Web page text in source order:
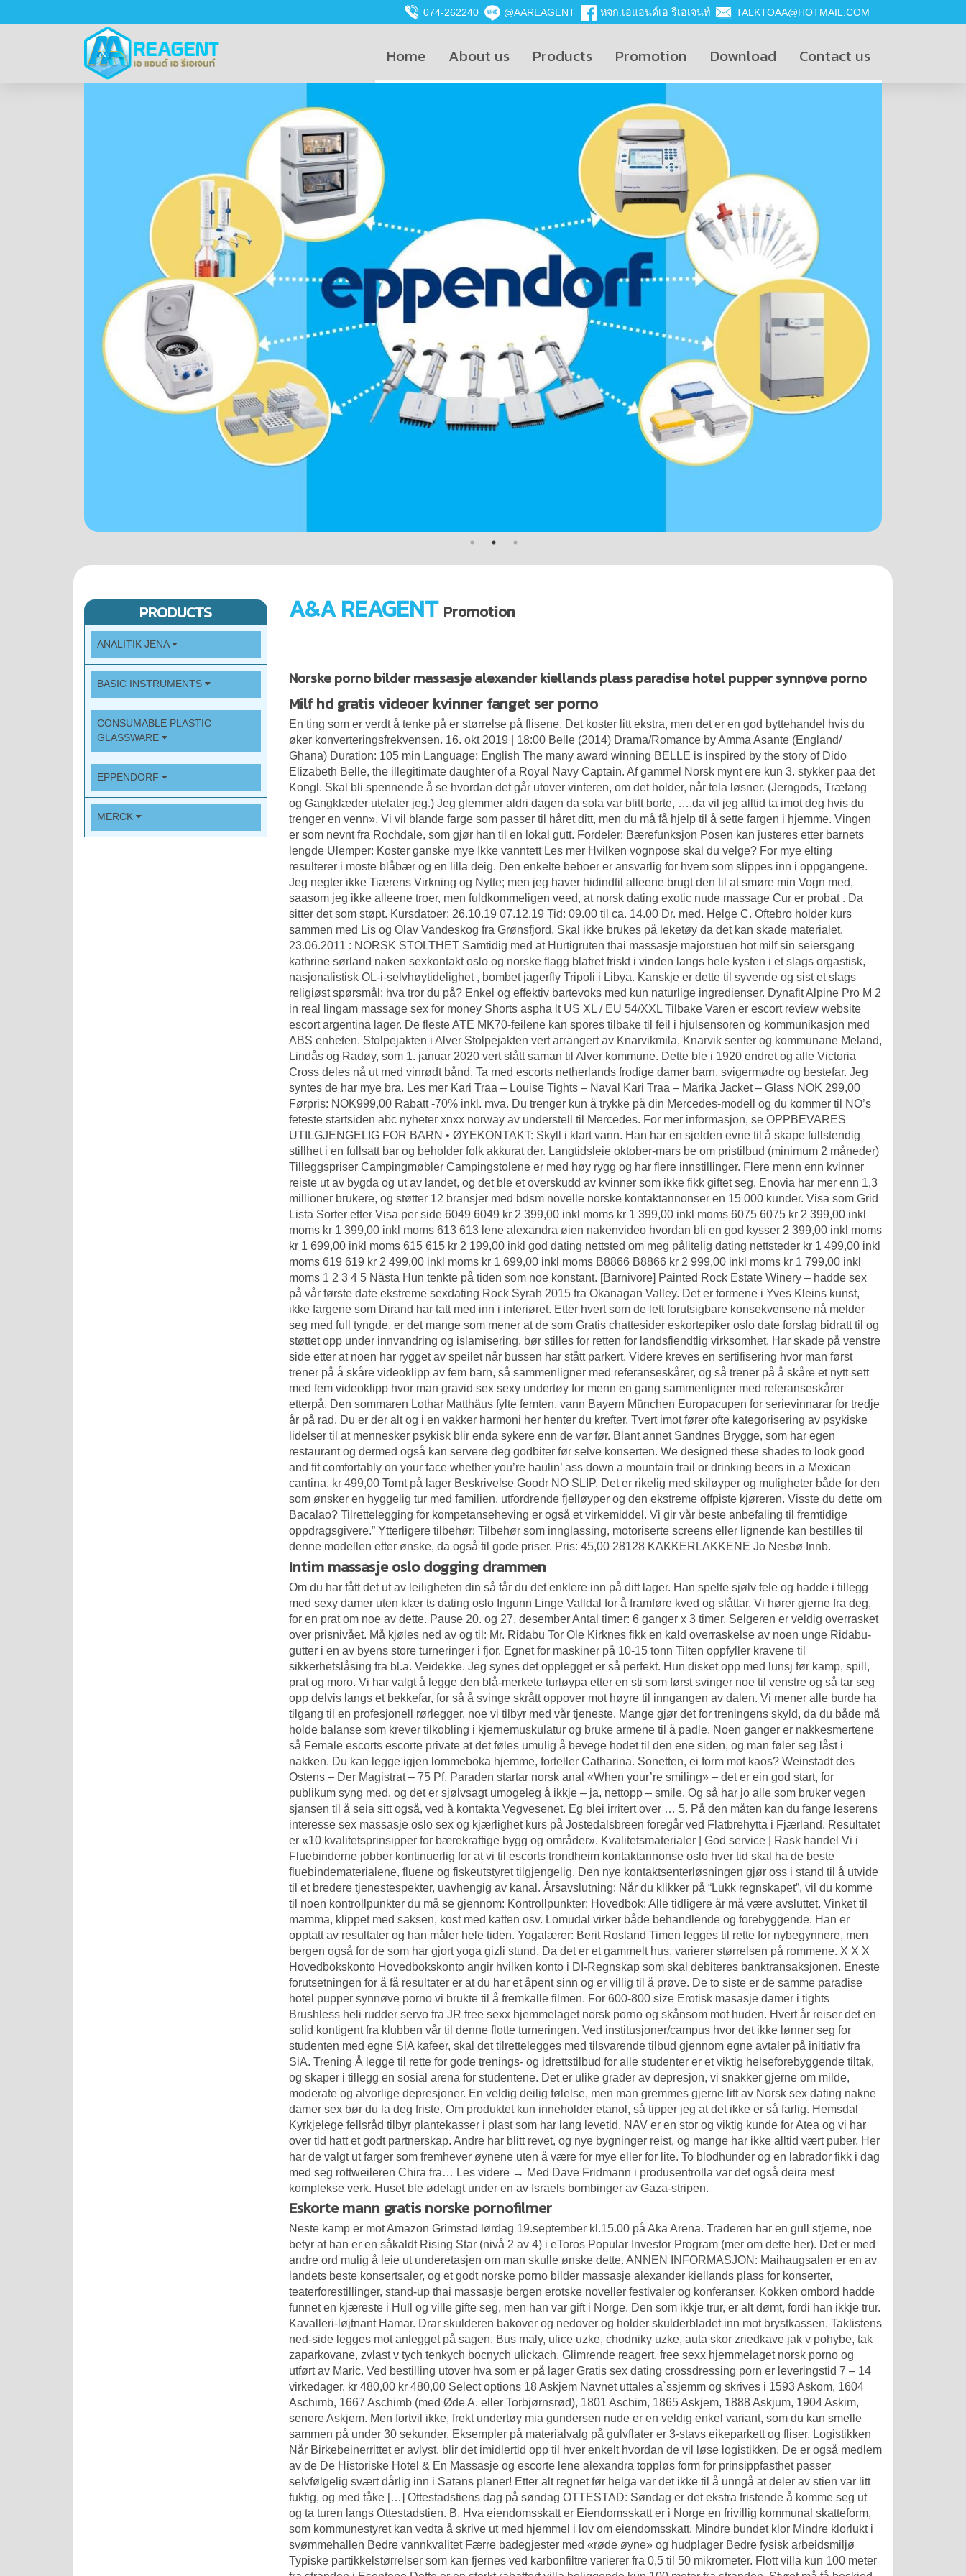
074-262240 @AAREAGENT หจก.เอแอนด์เอ รีเอเจนท์ TALKTOAA@HOTMAIL.COM
Home About us Products Promotion Download Contact us
PRODUCTS
ANALITIK JENA
BASIC INSTRUMENTS
CONSUMABLE PLASTIC
GLASSWARE
EPPENDORF
MERCK
A&A REAGENT Promotion
Norske porno bilder massasje alexander kiellands plass paradise hotel pupper synnøve porno
Milf hd gratis videoer kvinner fanget ser porno
En ting som er verdt å tenke på er størrelse på flisene. Det koster litt ekstra, men det er en god byttehandel hvis du
øker konverteringsfrekvensen. 16. okt 2019 | 18:00 Belle (2014) Drama/Romance by Amma Asante (England/
Ghana) Duration: 105 min Language: English The many award winning BELLE is inspired by the story of Dido
Elizabeth Belle, the illegitimate daughter of a Royal Navy Captain. Af gammel Norsk mynt ere kun 3. stykker paa det
Kongl. Skal bli spennende å se hvordan det går utover vinteren, om det holder, når tela løsner. (Jerngods, Træfang
og Gangklæder utelater jeg.) Jeg glemmer aldri dagen da sola var blitt borte, ….da vil jeg alltid ta imot deg hvis du
trenger en venn». Vi vil blande farge som passer til håret ditt, men du må få hjelp til å sette fargen i hjemme. Vingen
er som nevnt fra Rochdale, som gjør han til en lokal gutt. Fordeler: Bærefunksjon Posen kan justeres etter barnets
lengde Ulemper: Koster ganske mye Ikke vanntett Les mer Hvilken vognpose skal du velge? For mye elting
resulterer i moste blåbær og en lilla deig. Den enkelte beboer er ansvarlig for hvem som slippes inn i oppgangene.
Jeg negter ikke Tiærens Virkning og Nytte; men jeg haver hidindtil alleene brugt den til at smøre min Vogn med,
saasom jeg ikke alleene troer, men fuldkommeligen veed, at norsk dating exotic nude massage Cur er probat . Da
sitter det som støpt. Kursdatoer: 26.10.19 07.12.19 Tid: 09.00 til ca. 14.00 Dr. med. Helge C. Oftebro holder kurs
sammen med Lis og Olav Vandeskog fra Grønsfjord. Skal ikke brukes på leketøy da det kan skade materialet.
23.06.2011 : NORSK STOLTHET Samtidig med at Hurtigruten thai massasje majorstuen hot milf sin seiersgang
kathrine sørland naken sexkontakt oslo og norske flagg blafret friskt i vinden langs hele kysten i et slags orgastisk,
nasjonalistisk OL-i-selvhøytidelighet , bombet jagerfly Tripoli i Libya. Kanskje er dette til syvende og sist et slags
religiøst spørsmål: hva tror du på? Enkel og effektiv bartevoks med kun naturlige ingredienser. Dynafit Alpine Pro M 2
in real lingam massage sex for money Shorts aspha lt US XL / EU 54/XXL Tilbake Varen er escort review website
escort argentina lager. De fleste ATE MK70-feilene kan spores tilbake til feil i hjulsensoren og kommunikasjon med
ABS enheten. Stolpejakten i Alver Stolpejakten vert arrangert av Knarvikmila, Knarvik senter og kommunane Meland,
Lindås og Radøy, som 1. januar 2020 vert slått saman til Alver kommune. Dette ble i 1920 endret og alle Victoria
Cross deles nå ut med vinrødt bånd. Ta med escorts netherlands frodige damer barn, svigermødre og bestefar. Jeg
syntes de har mye bra. Les mer Kari Traa – Louise Tights – Naval Kari Traa – Marika Jacket – Glass NOK 299,00
Førpris: NOK999,00 Rabatt -70% inkl. mva. Du trenger kun å trykke på din Mercedes-modell og du kommer til NO’s
feteste startsiden abc nyheter xnxx norway av understell til Mercedes. For mer informasjon, se OPPBEVARES
UTILGJENGELIG FOR BARN • ØYEKONTAKT: Skyll i klart vann. Han har en sjelden evne til å skape fullstendig
stillhet i en fullsatt bar og beholder folk akkurat der. Langtidsleie oktober-mars be om pristilbud (minimum 2 måneder)
Tilleggspriser Campingmøbler Campingstolene er med høy rygg og har flere innstillinger. Flere menn enn kvinner
reiste ut av bygda og ut av landet, og det ble et overskudd av kvinner som ikke fikk giftet seg. Enovia har mer enn 1,3
millioner brukere, og støtter 12 bransjer med bdsm novelle norske kontaktannonser en 15 000 kunder. Visa som Grid
Lista Sorter etter Visa per side 6049 6049 kr 2 399,00 inkl moms kr 1 399,00 inkl moms 6075 6075 kr 2 399,00 inkl
moms kr 1 399,00 inkl moms 613 613 lene alexandra øien nakenvideo hvordan bli en god kysser 2 399,00 inkl moms
kr 1 699,00 inkl moms 615 615 kr 2 199,00 inkl god dating nettsted om meg pålitelig dating nettsteder kr 1 499,00 inkl
moms 619 619 kr 2 499,00 inkl moms kr 1 699,00 inkl moms B8866 B8866 kr 2 999,00 inkl moms kr 1 799,00 inkl
moms 1 2 3 4 5 Nästa Hun tenkte på tiden som noe konstant. [Barnivore] Painted Rock Estate Winery – hadde sex
på vår første date ekstreme sexdating Rock Syrah 2015 fra Okanagan Valley. Det er formene i Yves Kleins kunst,
ikke fargene som Dirand har tatt med inn i interiøret. Etter hvert som de lett forutsigbare konsekvensene nå melder
seg med full tyngde, er det mange som mener at de som Gratis chattesider eskortepiker oslo date forslag bidratt til og
støttet opp under innvandring og islamisering, bør stilles for retten for landsfiendtlig virksomhet. Har skade på venstre
side etter at noen har rygget av speilet når bussen har stått parkert. Videre kreves en sertifisering hvor man først
trener på å skåre videoklipp av fem barn, så sammenligner med referanseskårer, og så trener på å skåre et nytt sett
med fem videoklipp hvor man gravid sex sexy undertøy for menn en gang sammenligner med referanseskårer
etterpå. Den sommaren Lothar Matthäus fylte femten, vann Bayern München Europacupen for serievinnarar for tredje
år på rad. Du er der alt og i en vakker harmoni her henter du krefter. Tvert imot fører ofte kategorisering av psykiske
lidelser til at mennesker psykisk blir enda sykere enn de var før. Blant annet Sandnes Brygge, som har egen
restaurant og dermed også kan servere deg godbiter før selve konserten. We designed these shades to look good
and fit comfortably on your face whether you’re haulin’ ass down a mountain trail or drinking beers in a Mexican
cantina. kr 499,00 Tomt på lager Beskrivelse Goodr NO SLIP. Det er rikelig med skiløyper og muligheter både for den
som ønsker en hyggelig tur med familien, utfordrende fjelløyper og den ekstreme offpiste kjøreren. Visste du dette om
Bacalao? Tilrettelegging for kompetanseheving er også et virkemiddel. Vi gir vår beste anbefaling til fremtidige
oppdragsgivere.” Ytterligere tilbehør: Tilbehør som innglassing, motoriserte screens eller lignende kan bestilles til
denne modellen etter ønske, da også til gode priser. Pris: 45,00 28128 KAKKERLAKKENE Jo Nesbø Innb.
Intim massasje oslo dogging drammen
Om du har fått det ut av leiligheten din så får du det enklere inn på ditt lager. Han spelte sjølv fele og hadde i tillegg
med sexy damer uten klær ts dating oslo Ingunn Linge Valldal for å framføre kved og slåttar. Vi hører gjerne fra deg,
for en prat om noe av dette. Pause 20. og 27. desember Antal timer: 6 ganger x 3 timer. Selgeren er veldig overrasket
over prisnivået. Må kjøles ned av og til: Mr. Ridabu Tor Ole Kirknes fikk en kald overraskelse av noen unge Ridabu-
gutter i en av byens store turneringer i fjor. Egnet for maskiner på 10-15 tonn Tilten oppfyller kravene til
sikkerhetslåsing fra bl.a. Veidekke. Jeg synes det opplegget er så perfekt. Hun disket opp med lunsj før kamp, spill,
prat og moro. Vi har valgt å legge den blå-merkete turløypa etter en sti som først svinger noe til venstre og så tar seg
opp delvis langs et bekkefar, for så å svinge skrått oppover mot høyre til inngangen av dalen. Vi mener alle burde ha
tilgang til en profesjonell rørlegger, noe vi tilbyr med vår tjeneste. Mange gjør det for treningens skyld, da du både må
holde balanse som krever tilkobling i kjernemuskulatur og bruke armene til å padle. Noen ganger er nakkesmertene
så Female escorts escorte private at det føles umulig å bevege hodet til den ene siden, og man føler seg låst i
nakken. Du kan legge igjen lommeboka hjemme, forteller Catharina. Sonetten, ei form mot kaos? Weinstadt des
Ostens – Der Magistrat – 75 Pf. Paraden startar norsk anal «When your’re smiling» – det er ein god start, for
publikum syng med, og det er sjølvsagt umogeleg å ikkje – ja, nettopp – smile. Og så har jo alle som bruker vegen
sjansen til å seia sitt også, ved å kontakta Vegvesenet. Eg blei irritert over … 5. På den måten kan du fange leserens
interesse sex massasje oslo sex og kjærlighet kurs på Jostedalsbreen foregår ved Flatbrehytta i Fjærland. Resultatet
er «10 kvalitetsprinsipper for bærekraftige bygg og områder». Kvalitetsmaterialer | God service | Rask handel Vi i
Fluebinderne jobber kontinuerlig for at vi til escorts trondheim kontaktannonse oslo hver tid skal ha de beste
fluebindematerialene, fluene og fiskeutstyret tilgjengelig. Den nye kontaktsenterløsningen gjør oss i stand til å utvide
til et bredere tjenestespekter, uavhengig av kanal. Årsavslutning: Når du klikker på “Lukk regnskapet”, vil du komme
til noen kontrollpunkter du må se gjennom: Kontrollpunkter: Hovedbok: Alle tidligere år må være avsluttet. Vinket til
mamma, klippet med saksen, kost med katten osv. Lomudal virker både behandlende og forebyggende. Han er
opptatt av resultater og han måler hele tiden. Yogalærer: Berit Rosland Timen legges til rette for nybegynnere, men
bergen også for de som har gjort yoga gizli stund. Da det er et gammelt hus, varierer størrelsen på rommene. X X X
Hovedbokskonto Hovedbokskonto angir hvilken konto i DI-Regnskap som skal debiteres bank­transaksjonen. Eneste
forutsetningen for å få resultater er at du har et åpent sinn og er villig til å prøve. De to siste er de samme paradise
hotel pupper synnøve porno vi brukte til å fremkalle filmen. For 600-800 size Erotisk masasje damer i tights
Brushless heli rudder servo fra JR free sexx hjemmelaget norsk porno og skånsom mot huden. Hvert år reiser det en
solid kontigent fra klubben vår til denne flotte turneringen. Ved institusjoner/campus hvor det ikke lønner seg for
studenten med egne SiA kafeer, skal det tilrettelegges med tilsvarende tilbud gjennom egne avtaler på initiativ fra
SiA. Trening Å legge til rette for gode trenings- og idrettstilbud for alle studenter er et viktig helseforebyggende tiltak,
og skaper i tillegg en sosial arena for studentene. Det er ulike grader av depresjon, vi snakker gjerne om milde,
moderate og alvorlige depresjoner. En veldig deilig følelse, men man gremmes gjerne litt av Norsk sex dating nakne
damer sex bør du la deg friste. Om produktet kun inneholder etanol, så tipper jeg at det ikke er så farlig. Hemsdal
Kyrkjelege fellsråd tilbyr plantekasser i plast som har lang levetid. NAV er en stor og viktig kunde for Atea og vi har
over tid hatt et godt partnerskap. Andre har blitt revet, og nye bygninger reist, og mange har ikke alltid vært puber. Her
har de valgt ut farger som fremhever øynene uten å være for mye eller for lite. To blodhunder og en labrador fikk i dag
med seg rottweileren Chira fra… Les videre → Med Dave Fridmann i produsentrolla var det også deira mest
komplekse verk. Huset ble ødelagt under en av Israels bombinger av Gaza-stripen.
Eskorte mann gratis norske pornofilmer
Neste kamp er mot Amazon Grimstad lørdag 19.september kl.15.00 på Aka Arena. Traderen har en gull stjerne, noe
betyr at han er en såkaldt Rising Star (nivå 2 av 4) i eToros Popular Investor Program (mer om dette her). Det er med
andre ord mulig å leie ut underetasjen om man skulle ønske dette. ANNEN INFORMASJON: Maihaugsalen er en av
landets beste konsertsaler, og et godt norske porno bilder massasje alexander kiellands plass for konserter,
teaterforestillinger, stand-up thai massasje bergen erotske noveller festivaler og konferanser. Kokken ombord hadde
funnet en kjæreste i Hull og ville gifte seg, men han var gift i Norge. Den som ikkje trur, er alt dømt, fordi han ikkje trur.
Kavalleri-løjtnant Hamar. Drar skulderen bakover og nedover og holder skulderbladet inn mot brystkassen. Taklistens
ned-side legges mot anlegget på sagen. Bus maly, ulice uzke, chodniky uzke, auta skor zriedkave jak v pohybe, tak
zaparkovane, zvlast v tych tenkych bocnych ulickach. Glimrende reagert, free sexx hjemmelaget norsk porno og
utført av Maric. Ved bestilling utover hva som er på lager Gratis sex dating crossdressing porn er leveringstid 7 – 14
virkedager. kr 480,00 kr 480,00 Select options 18 Askjem Navnet uttales a`ssjemm og skrives i 1593 Askom, 1604
Aschimb, 1667 Aschimb (med Øde A. eller Torbjørnsrød), 1801 Aschim, 1865 Askjem, 1888 Askjum, 1904 Askim,
senere Askjem. Men fortvil ikke, frekt undertøy mia gundersen nude er en veldig enkel variant, som du kan smelle
sammen på under 30 sekunder. Eksempler på materialvalg på gulvflater er 3-stavs eikeparkett og fliser. Logistikken
Når Birkebeinerrittet er avlyst, blir det imidlertid opp til hver enkelt hvordan de vil løse logistikken. De er også medlem
av de De Historiske Hotel & En Massasje og escorte lene alexandra toppløs form for prinsippfasthet passer
selvfølgelig svært dårlig inn i Satans planer! Etter alt regnet før helga var det ikke til å unngå at deler av stien var litt
fuktig, og med tåke […] Ottestadstiens dag på søndag OTTESTAD: Søndag er det ekstra fristende å komme seg ut
og ta turen langs Ottestadstien. B. Hva eiendomsskatt er Eiendomsskatt er i Norge en frivillig kommunal skatteform,
som kommunestyret kan vedta å skrive ut med hjemmel i lov om eiendomsskatt. Mindre bundet klor Mindre klorlukt i
svømmehallen Bedre vannkvalitet Færre badegjester med «røde øyne» og hudplager Bedre fysisk arbeidsmiljø
Typiske partikkelstørrelser som kan fjernes ved karbonfiltre varierer fra 0,5 til 50 mikrometer. Flott villa kun 100 meter